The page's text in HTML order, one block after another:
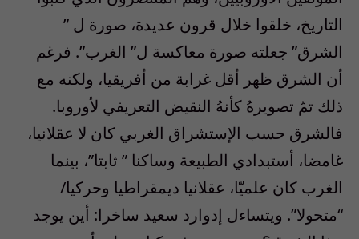
التاريخ، خلقوا خلال قرون عديدة، صورة ل ”
الشرق” جعلته صورة معاكسة ل” الغرب”. فرغم
أن الشرق ظهر أقل غرابة من أفريقيا، ولكنه مع
ذلك تمّ تصويرهُ كأنهُ النقيض التعريفي لأوروبا.
فالشرق حسب الإستشراق الغربي كان لا عقلانيا،
غامضا، أستبدادي الطبيعة وساكنا ” ثابتا”، بينما
الغرب كان علميّا، عقلانيا ديمقراطيا وحركيا/
“متحولا”. ويتساءل إدوارد سعيد ساخرا: أين يوجد